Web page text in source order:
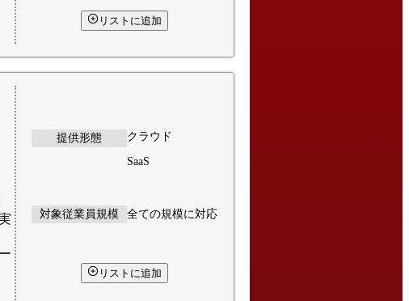
リストに追加
提供形態 クラウド
SaaS
対象従業員規模 全ての規模に対応
リストに追加